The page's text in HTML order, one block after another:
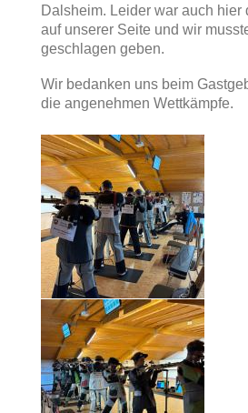
Dalsheim. Leider war auch hier
auf unserer Seite und wir
geschlagen geben.
Wir bedanken uns beim
die angenehmen Wettkämpfe.